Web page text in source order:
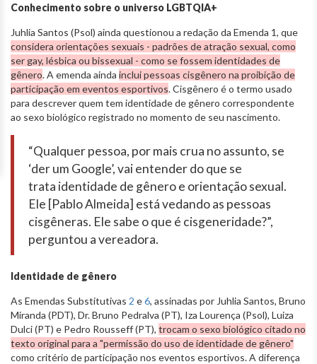
Conhecimento sobre o universo LGBTQIA+
Juhlia Santos (Psol) ainda questionou a redação da Emenda 1, que
considera orientações sexuais - padrões de atração sexual, como
ser gay, lésbica ou bissexual - como se fossem identidades de
gênero. A emenda ainda inclui pessoas cisgênero na proibição de
participação em eventos esportivos. Cisgênero é o termo usado
para descrever quem tem identidade de gênero correspondente
ao sexo biológico registrado no momento de seu nascimento.
“Qualquer pessoa, por mais crua no assunto, se
‘der um Google’, vai entender do que se
trata identidade de gênero e orientação sexual.
Ele [Pablo Almeida] está vedando as pessoas
cisgêneras. Ele sabe o que é cisgeneridade?”,
perguntou a vereadora.
Identidade de gênero
As Emendas Substitutivas 2 e6, assinadas por Juhlia Santos, Bruno
Miranda (PDT), Dr. Bruno Pedralva (PT), Iza Lourença (Psol), Luiza
Dulci (PT) e Pedro Rousseff (PT), trocam o sexo biológico citado no
texto original para a "permissão do uso de identidade de gênero"
como critério de participação nos eventos esportivos. A diferença